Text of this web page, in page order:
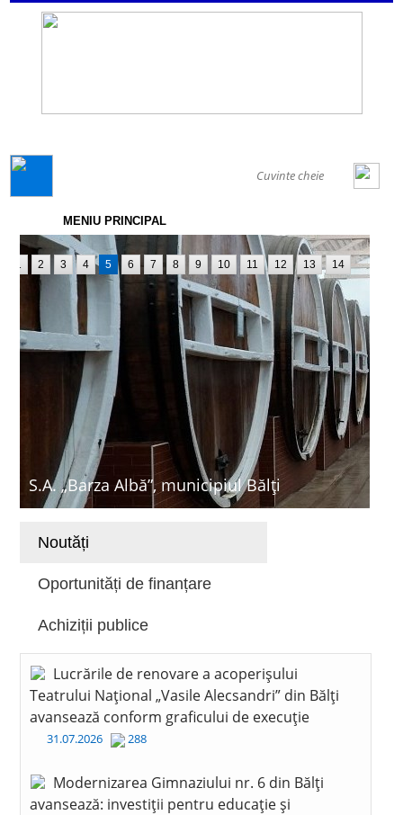
MENIU PRINCIPAL
S.A. „Barza Albă”, municipiul Bălți
1 2 3 4 5 6 7 8 9 10 11 12 13 14
Noutăți
Oportunități de finanțare
Achiziții publice
Lucrările de renovare a acoperișului
Teatrului Național „Vasile Alecsandri” din Bălți
avansează conform graficului de execuție
31.07.2026 288
Modernizarea Gimnaziului nr. 6 din Bălți
avansează: investiții pentru educație și